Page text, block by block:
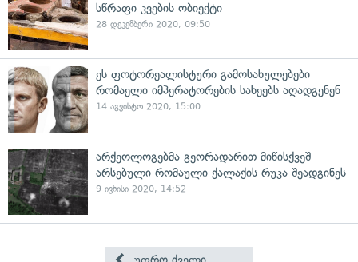
სწრაფი კვების ობიექტი
28 დეკემბერი 2020, 09:50
ეს ფოტორეალისტური გამოსახულებები
რომაელი იმპერატორების სახეებს აღადგენენ
14 აგვისტო 2020, 15:00
არქეოლოგებმა გეორადარით მიწისქვეშ
არსებული რომაული ქალაქის რუკა შეადგინეს
9 ივნისი 2020, 14:52